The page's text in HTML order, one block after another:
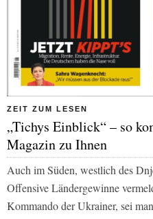
ZEIT ZUM LESEN
„Tichys Einblick“ – so
Magazin zu Ihnen
Auch im Süden, westlich des
Offensive Ländergewinne
Kommando der Ukrainer, sei